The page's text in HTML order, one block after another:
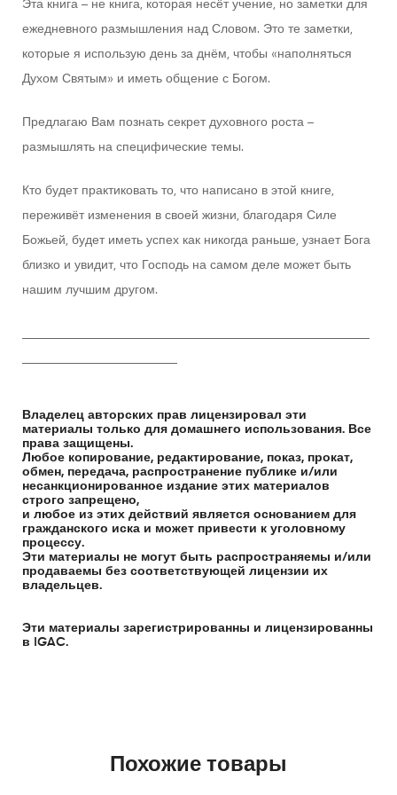
Эта книга – не книга, которая несёт учение, но заметки для
ежедневного размышления над Словом. Это те заметки,
которые я использую день за днём, чтобы «наполняться
Духом Святым» и иметь общение с Богом.
Предлагаю Вам познать секрет духовного роста –
размышлять на специфические темы.
Кто будет практиковать то, что написано в этой книге,
переживёт изменения в своей жизни, благодаря Силе
Божьей, будет иметь успех как никогда раньше, узнает Бога
близко и увидит, что Господь на самом деле может быть
нашим лучшим другом.
Владелец авторских прав лицензировал эти
материалы только для домашнего использования. Все
права защищены.
Любое копирование, редактирование, показ, прокат,
обмен, передача, распространение публике и/или
несанкционированное издание этих материалов
строго запрещено,
и любое из этих действий является основанием для
гражданского иска и может привести к уголовному
процессу.
Эти материалы не могут быть распространяемы и/или
продаваемы без соответствующей лицензии их
владельцев.
Эти материалы зарегистрированны и лицензированны
в IGAC.
Похожие товары